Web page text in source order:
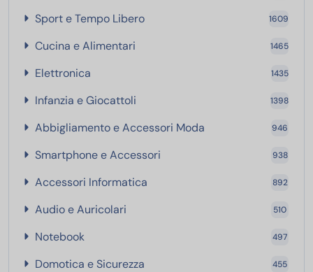
Sport e Tempo Libero
1609
Sport e Tempo Libero
Cucina e Alimentari
1465
Elettronica
1435
Infanzia e Giocattoli
1398
Abbigliamento e Accessori Moda
946
Abbigliamento e
Smartphone e Accessori
938
Smartphone e Accessori
Accessori Informatica
892
Audio e Auricolari
510
Notebook
497
Domotica e Sicurezza
455